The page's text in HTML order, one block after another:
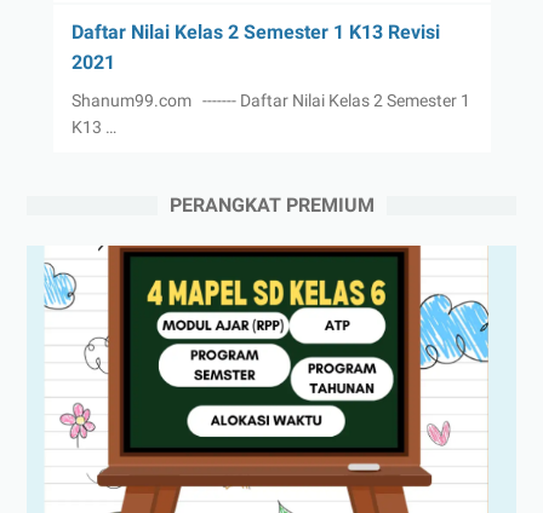
Daftar Nilai Kelas 2 Semester 1 K13 Revisi
2021
Shanum99.com ------- Daftar Nilai Kelas 2 Semester 1
K13 …
PERANGKAT PREMIUM